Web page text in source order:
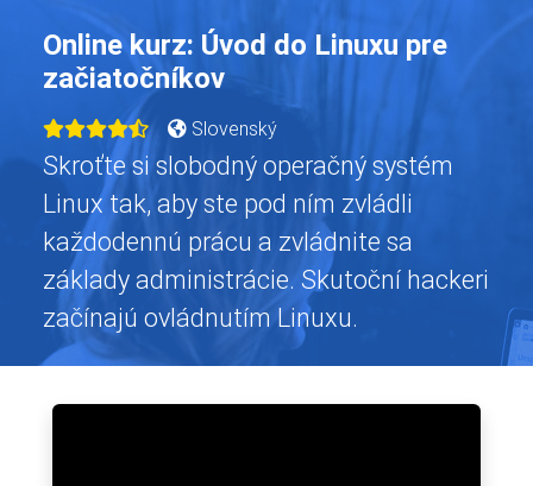
Online kurz: Úvod do Linuxu pre
začiatočníkov
Slovenský
Skroťte si slobodný operačný systém
Linux tak, aby ste pod ním zvládli
každodennú prácu a zvládnite sa
základy administrácie. Skutoční hackeri
začínajú ovládnutím Linuxu.